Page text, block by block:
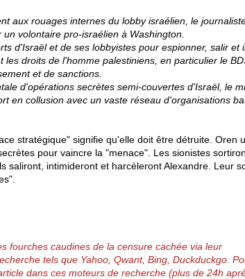
aux rouages internes du lobby israélien, le
volontaire pro-israélien à Washington.
d'Israël et de ses lobbyistes pour espionner, salir et
les droits de l'homme palestiniens, en particulier le
et de sanctions.
d'opérations secrètes semi-couvertes d'Israël, le
en collusion avec un vaste réseau d'organisations
stratégique" signifie qu'elle doit être détruite. Oren
pour vaincre la "menace". Les sionistes
saliront, intimideront et harcèleront Alexandre. Leur
fourches caudines de la censure cachée via leur
tels que Yahoo, Qwant, Bing, Duckduckgo.
dans ces moteurs de recherche (plus de 24h